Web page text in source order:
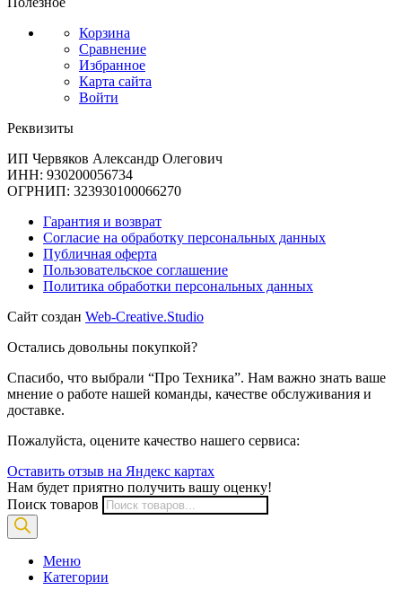
Корзина
Сравнение
Избранное
Карта сайта
Войти
Реквизиты
ИП Червяков Александр Олегович
ИНН: 930200056734
ОГРНИП: 323930100066270
Гарантия и возврат
Согласие на обработку персональных данных
Публичная оферта
Пользовательское соглашение
Политика обработки персональных данных
Сайт создан Web-Creative.Studio
Остались довольны покупкой?
Спасибо, что выбрали “Про Техника”. Нам важно знать ваше
мнение о работе нашей команды, качестве обслуживания и
доставке.
Пожалуйста, оцените качество нашего сервиса:
Оставить отзыв на Яндекс картах
Нам будет приятно получить вашу оценку!
Поиск товаров
Меню
Категории